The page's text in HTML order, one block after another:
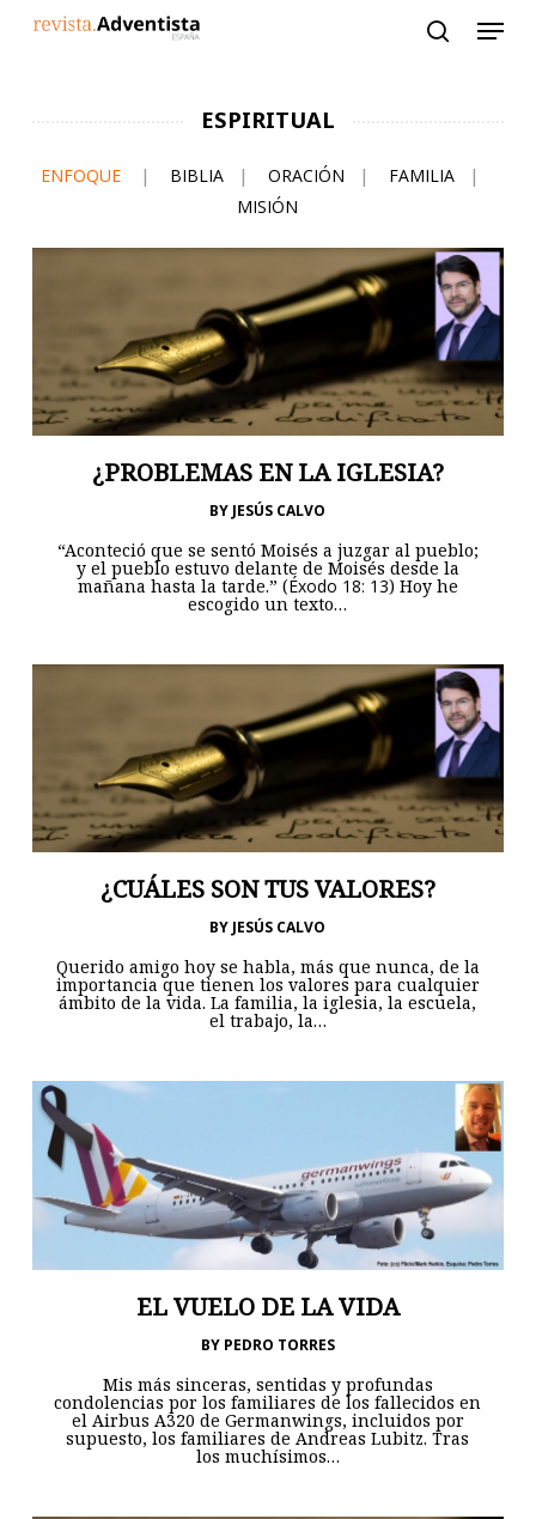
ESPIRITUAL
ENFOQUE | BIBLIA | ORACIÓN | FAMILIA
|
MISIÓN
¿PROBLEMAS EN LA IGLESIA?
BY JESÚS CALVO
“Aconteció que se sentó Moisés a juzgar al pueblo;
y el pueblo estuvo delante de Moisés desde la
mañana hasta la tarde.” (Éxodo 18: 13) Hoy he
escogido un texto…
¿CUÁLES SON TUS VALORES?
BY JESÚS CALVO
Querido amigo hoy se habla, más que nunca, de la
importancia que tienen los valores para cualquier
ámbito de la vida. La familia, la iglesia, la escuela,
el trabajo, la…
EL VUELO DE LA VIDA
BY PEDRO TORRES
Mis más sinceras, sentidas y profundas
condolencias por los familiares de los fallecidos en
el Airbus A320 de Germanwings, incluidos por
supuesto, los familiares de Andreas Lubitz. Tras
los muchísimos…